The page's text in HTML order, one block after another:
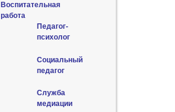
Воспитательная
работа
Педагог-
психолог
Социальный
педагог
Служба
медиации